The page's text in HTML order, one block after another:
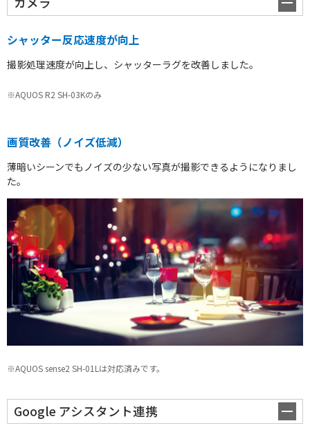
シャッター反応速度が向上
撮影処理速度が向上し、シャッターラグを改善しました。
※AQUOS R2 SH-03Kのみ
画質改善（ノイズ低減）
薄暗いシーンでもノイズの少ない写真が撮影できるようになりまし
た。
※AQUOS sense2 SH-01Lは対応済みです。
Google アシスタント連携